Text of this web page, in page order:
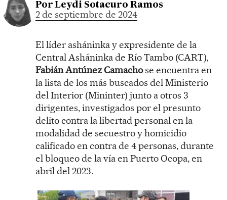
Por Leydi Sotacuro Ramos
2 de septiembre de 2024
El líder asháninka y expresidente de la
Central Asháninka de Río Tambo (CART),
Fabián Antúnez Camachose encuentra en
la lista de los más buscados del Ministerio
del Interior (Mininter) junto a otros 3
dirigentes, investigados por el presunto
delito contra la libertad personal en la
modalidad de secuestro y homicidio
calificado en contra de 4 personas, durante
el bloqueo de la vía en Puerto Ocopa, en
abril del 2023.